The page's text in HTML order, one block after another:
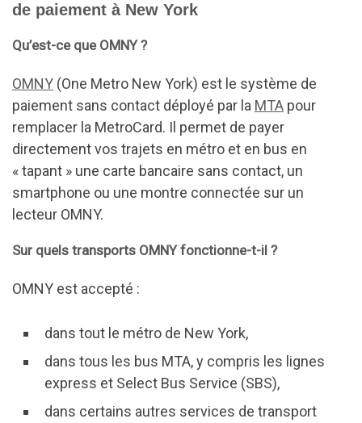
de paiement à New York
Qu’est-ce que OMNY ?
OMNY (One Metro New York) est le système de
paiement sans contact déployé par la MTA pour
remplacer la MetroCard. Il permet de payer
directement vos trajets en métro et en bus en
« tapant » une carte bancaire sans contact, un
smartphone ou une montre connectée sur un
lecteur OMNY.
Sur quels transports OMNY fonctionne-t-il ?
OMNY est accepté :
dans tout le métro de New York,
dans tous les bus MTA, y compris les lignes
express et Select Bus Service (SBS),
dans certains autres services de transport